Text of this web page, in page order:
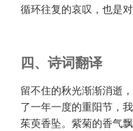
循环往复的哀叹，也是
四、诗词翻译
留不住的秋光渐渐消逝
了一年一度的重阳节，
茱萸香坠。紫菊的香气